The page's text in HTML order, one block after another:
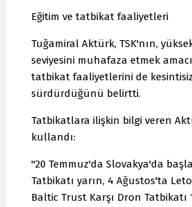
Eğitim ve tatbikat faaliyetleri
Tuğamiral Aktürk, TSK'nın,
seviyesini muhafaza etmek
tatbikat faaliyetlerini de
sürdürdüğünü belirtti.
Tatbikatlara ilişkin bilgi veren
kullandı:
"20 Temmuz'da Slovakya'da
Tatbikatı yarın, 4 Ağustos'ta
Baltic Trust Karşı Dron Tatbikatı